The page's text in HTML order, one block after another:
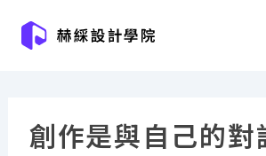
創作是與自己的對